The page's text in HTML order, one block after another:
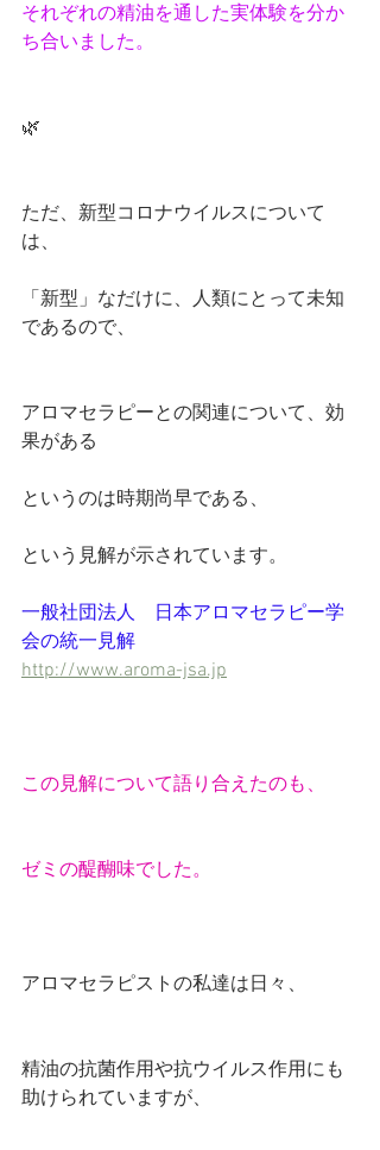
それぞれの精油を通した実体験を分か
ち合いました。
🌿
ただ、 新型コロナウイルスについて
は、
「新型」なだけに、人類にとって未知
であるので、
アロマセラピーとの関連について、効
果がある
というのは時期尚早である、
という見解が示されています。
一般社団法人　日本アロマセラピー学
会の統一見解
http://www.aroma-jsa.jp
この見解について語り合えたのも、
ゼミの醍醐味でした。
アロマセラピストの私達は日々、
精油の抗菌作用や抗ウイルス作用にも
助けられていますが、